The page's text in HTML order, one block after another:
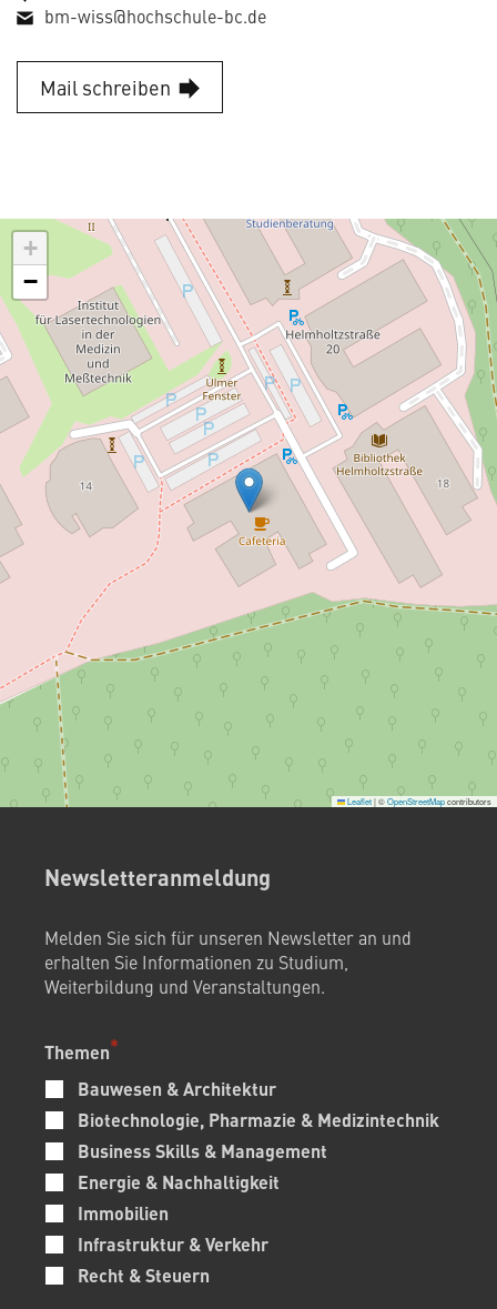
bm-wiss@hochschule-bc.de
Mail schreiben
+
−
Leaflet|©OpenStreetMapcontributors
Newsletteranmeldung
Melden Sie sich für unseren Newsletter an und
erhalten Sie Informationen zu Studium,
Weiterbildung und Veranstaltungen.
Themen
Bauwesen & Architektur
Biotechnologie, Pharmazie & Medizintechnik
Business Skills & Management
Energie & Nachhaltigkeit
Immobilien
Infrastruktur & Verkehr
Recht & Steuern